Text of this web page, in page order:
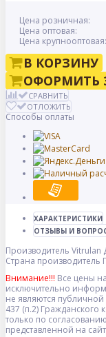
Цена розничная:
Цена оптовая:
Цена крупнооптовая:
В КОРЗИНУ
ОФОРМИТЬ
СРАВНИТЬ
ОТЛОЖИТЬ
Способы оплаты
ХАРАКТЕРИСТИКИ
ОТЗЫВЫ И
Производитель Vitrulan
Страна производитель
Внимание!!! Все цены
исключительно
не являются
437 (п.2) Гражданского
только по
представленной на